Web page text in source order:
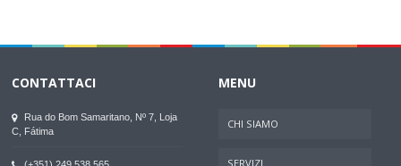
CONTATTACI
Rua do Bom Samaritano, Nº 7, Loja
C, Fátima
MENU
CHI SIAMO
SERVIZI